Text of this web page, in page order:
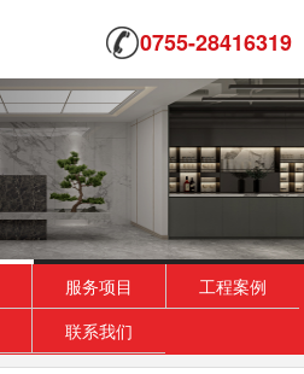
0755-28416319
服务项目
工程案例
联系我们